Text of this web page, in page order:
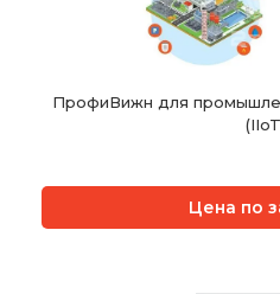
ПрофиВижн для
Цена по